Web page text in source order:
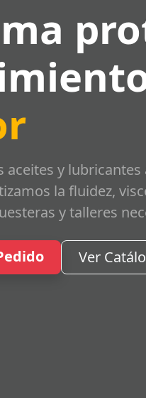
aceites y
la fluidez,
y talleres
Ver